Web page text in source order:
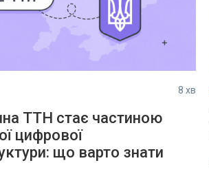
8 хв
ТТН стає частиною
цифрової
що варто знати